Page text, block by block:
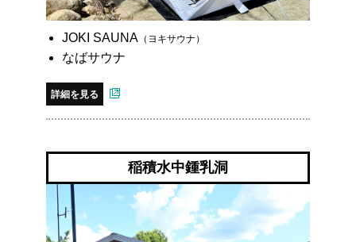
JOKI SAUNA（ヨキサウナ）
なばサウナ
詳細を見る
稲積水中鍾乳洞